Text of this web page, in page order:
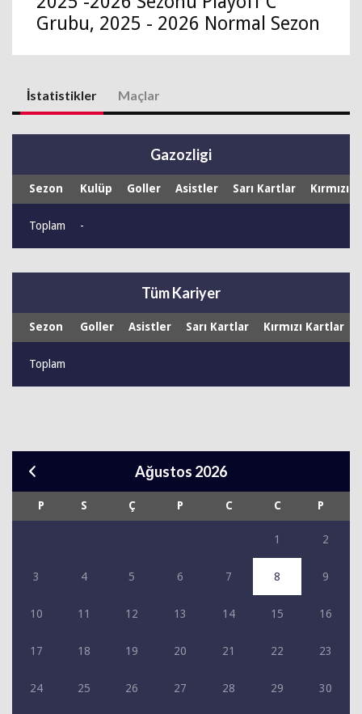
Grubu, 2025 - 2026 Normal Sezon
İstatistikler Maçlar
Gazozligi
Sezon Kulüp Goller Asistler Sarı Kartlar Kırmızı
Toplam -
Tüm Kariyer
Sezon Goller Asistler Sarı Kartlar Kırmızı Kartlar
Toplam
Ağustos 2026
P S Ç P C C P
1 2
3 4 5 6 7 8 9
10 11 12 13 14 15 16
17 18 19 20 21 22 23
24 25 26 27 28 29 30